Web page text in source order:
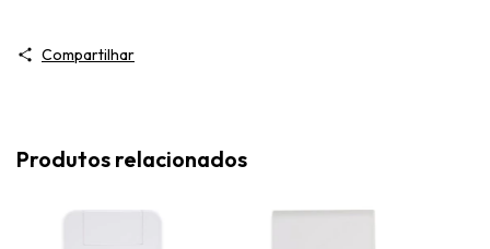
Compartilhar
Produtos relacionados